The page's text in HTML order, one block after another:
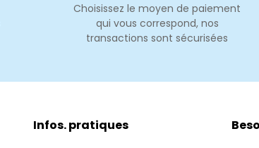
Choisissez le moyen de paiement
qui vous correspond, nos
transactions sont sécurisées
Infos. pratiques